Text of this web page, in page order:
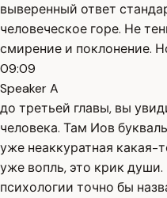
выверенный ответ
человеческое горе. Не
смирение и поклонение.
09:09
Speaker A
до третьей главы, вы
человека. Там Иов
уже неаккуратная какая-
уже вопль, это крик
психологии точно бы